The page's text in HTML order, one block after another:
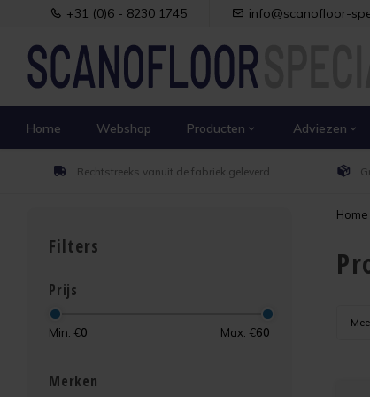
+31 (0)6 - 8230 1745 info@scanofloor-
Home Webshop Producten Adviezen
Rechtstreeks vanuit de fabriek geleverd
Filters
Prijs
Min: €0 Max: €60
Merken
Home